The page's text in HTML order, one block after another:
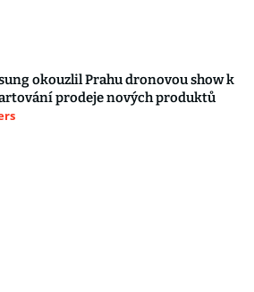
okouzlil Prahu dronovou show k
prodeje nových produktů